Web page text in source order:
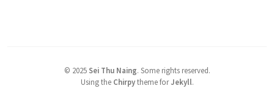
© 2025 Sei Thu Naing. Some rights reserved.
Using the Chirpytheme forJekyll.